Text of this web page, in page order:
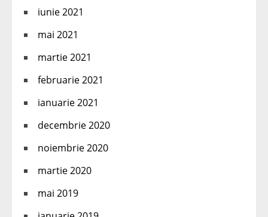
iunie 2021
mai 2021
martie 2021
februarie 2021
ianuarie 2021
decembrie 2020
noiembrie 2020
martie 2020
mai 2019